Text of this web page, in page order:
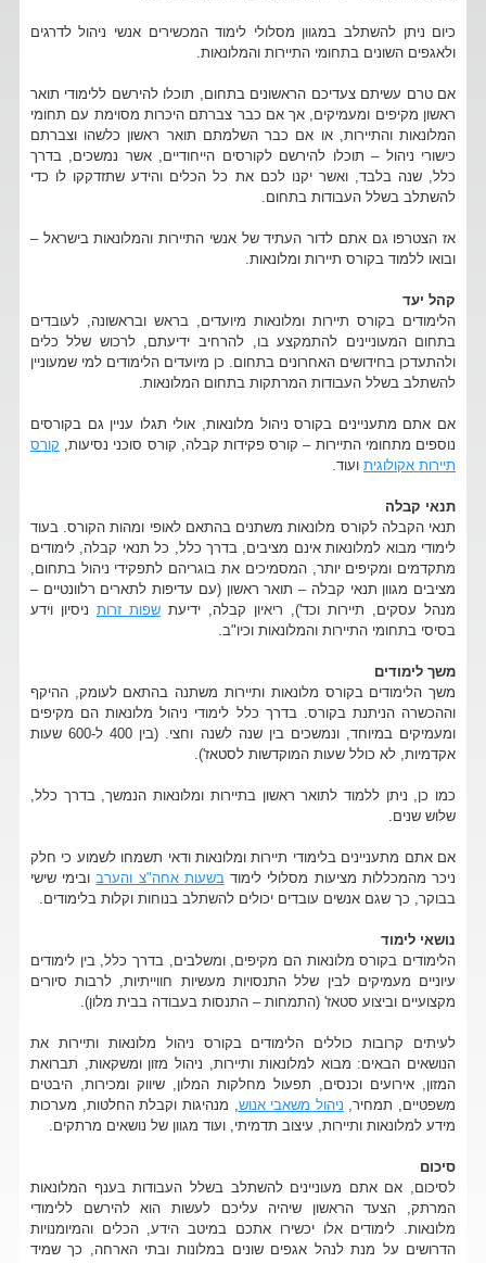
כיום ניתן להשתלב במגוון מסלולי לימוד המכשירים אנשי ניהול לדרגים
ולאגפים השונים בתחומי התיירות והמלונאות.
אם טרם עשיתם צעדיכם הראשונים בתחום, תוכלו להירשם ללימודי תואר
ראשון מקיפים ומעמיקים, אך אם כבר צברתם היכרות מסוימת עם תחומי
המלונאות והתיירות, או אם כבר השלמתם תואר ראשון כלשהו וצברתם
כישורי ניהול – תוכלו להירשם לקורסים הייחודיים, אשר נמשכים, בדרך
כלל, שנה בלבד, ואשר יקנו לכם את כל הכלים והידע שתזדקקו לו כדי
להשתלב בשלל העבודות בתחום.
אז הצטרפו גם אתם לדור העתיד של אנשי התיירות והמלונאות בישראל –
ובואו ללמוד בקורס תיירות ומלונאות.
קהל יעד
הלימודים בקורס תיירות ומלונאות מיועדים, בראש ובראשונה, לעובדים
בתחום המעוניינים להתמקצע בו, להרחיב ידיעתם, לרכוש שלל כלים
ולהתעדכן בחידושים האחרונים בתחום. כן מיועדים הלימודים למי שמעוניין
להשתלב בשלל העבודות המרתקות בתחום המלונאות.
אם אתם מתעניינים בקורס ניהול מלונאות, אולי תגלו עניין גם בקורסים
נוספים מתחומי התיירות – קורס פקידות קבלה, קורס סוכני נסיעות, קורס
תיירות אקולוגיתועוד.
תנאי קבלה
תנאי הקבלה לקורס מלונאות משתנים בהתאם לאופי ומהות הקורס. בעוד
לימודי מבוא למלונאות אינם מציבים, בדרך כלל, כל תנאי קבלה, לימודים
מתקדמים ומקיפים יותר, המסמיכים את בוגריהם לתפקידי ניהול בתחום,
מציבים מגוון תנאי קבלה – תואר ראשון (עם עדיפות לתארים רלוונטיים –
מנהל עסקים, תיירות וכד'), ריאיון קבלה, ידיעתשפות זרות ניסיון וידע
בסיסי בתחומי התיירות והמלונאות וכיו"ב.
משך לימודים
משך הלימודים בקורס מלונאות ותיירות משתנה בהתאם לעומק, ההיקף
וההכשרה הניתנת בקורס. בדרך כלל לימודי ניהול מלונאות הם מקיפים
ומעמיקים במיוחד, ונמשכים בין שנה לשנה וחצי. (בין 400 ל-600 שעות
אקדמיות, לא כולל שעות המוקדשות לסטאז').
כמו כן, ניתן ללמוד לתואר ראשון בתיירות ומלונאות הנמשך, בדרך כלל,
שלוש שנים.
אם אתם מתעניינים בלימודי תיירות ומלונאות ודאי תשמחו לשמוע כי חלק
ניכר מהמכללות מציעות מסלולי לימוד בשעות אחה"צ והערבובימי שישי
בבוקר, כך שגם אנשים עובדים יכולים להשתלב בנוחות וקלות בלימודים.
נושאי לימוד
הלימודים בקורס מלונאות הם מקיפים, ומשלבים, בדרך כלל, בין לימודים
עיוניים מעמיקים לבין שלל התנסויות מעשיות חווייתיות, לרבות סיורים
מקצועיים וביצוע סטאז' (התמחות – התנסות בעבודה בבית מלון).
לעיתים קרובות כוללים הלימודים בקורס ניהול מלונאות ותיירות את
הנושאים הבאים: מבוא למלונאות ותיירות, ניהול מזון ומשקאות, תברואת
המזון, אירועים וכנסים, תפעול מחלקות המלון, שיווק ומכירות, היבטים
משפטיים, תמחיר, ניהול משאבי אנוש , מנהיגות וקבלת החלטות, מערכות
מידע למלונאות ותיירות, עיצוב תדמיתי, ועוד מגוון של נושאים מרתקים.
סיכום
לסיכום, אם אתם מעוניינים להשתלב בשלל העבודות בענף המלונאות
המרתק, הצעד הראשון שיהיה עליכם לעשות הוא להירשם ללימודי
מלונאות. לימודים אלו יכשירו אתכם במיטב הידע, הכלים והמיומנויות
הדרושים על מנת לנהל אגפים שונים במלונות ובתי הארחה, כך שמיד